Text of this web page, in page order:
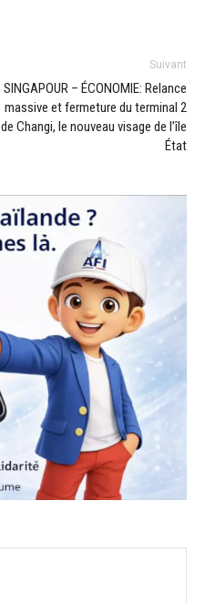
Suivant
SINGAPOUR – ÉCONOMIE: Relance
massive et fermeture du terminal 2
de Changi, le nouveau visage de l’île
État